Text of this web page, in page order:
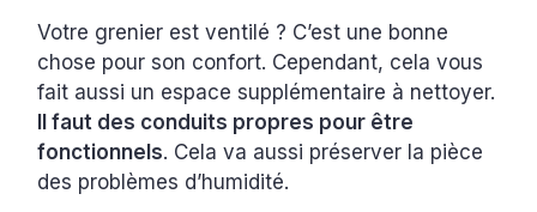
Votre grenier est ventilé ? C’est une bonne
chose pour son confort. Cependant, cela vous
fait aussi un espace supplémentaire à nettoyer.
Il faut des conduits propres pour être
fonctionnels. Cela va aussi préserver la pièce
des problèmes d’humidité.